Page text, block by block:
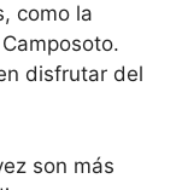
como la
disfrutar del
son más